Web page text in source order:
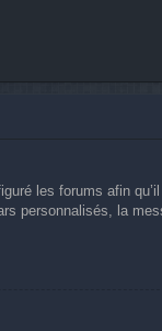
les forums afin
la